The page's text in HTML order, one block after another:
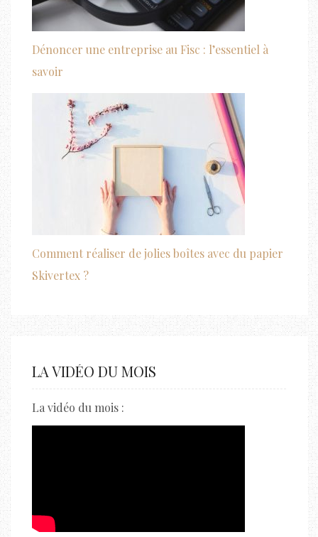
Dénoncer une entreprise au Fisc : l’essentiel à
savoir
Comment réaliser de jolies boîtes avec du papier
Skivertex ?
LA VIDÉO DU MOIS
La vidéo du mois :